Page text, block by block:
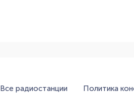
Все радиостанции Политика